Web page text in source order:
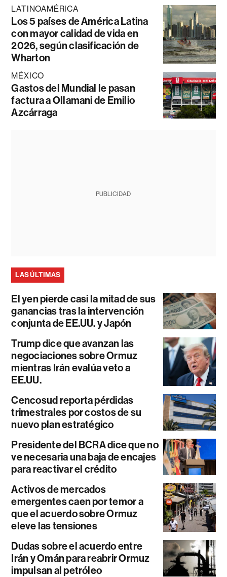
LATINOAMÉRICA
Los 5 países de América Latina
con mayor calidad de vida en
2026, según clasificación de
Wharton
MÉXICO
Gastos del Mundial le pasan
factura a Ollamani de Emilio
Azcárraga
PUBLICIDAD
LAS ÚLTIMAS
El yen pierde casi la mitad de sus
ganancias tras la intervención
conjunta de EE.UU. y Japón
Trump dice que avanzan las
negociaciones sobre Ormuz
mientras Irán evalúa veto a
EE.UU.
Cencosud reporta pérdidas
trimestrales por costos de su
nuevo plan estratégico
Presidente del BCRA dice que no
ve necesaria una baja de encajes
para reactivar el crédito
Activos de mercados
emergentes caen por temor a
que el acuerdo sobre Ormuz
eleve las tensiones
Dudas sobre el acuerdo entre
Irán y Omán para reabrir Ormuz
impulsan al petróleo